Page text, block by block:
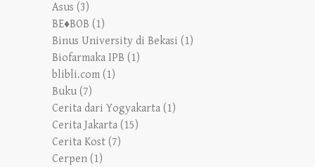
Asus (3)
BE♦BOB (1)
Binus University di Bekasi (1)
Biofarmaka IPB (1)
blibli.com (1)
Buku (7)
Cerita dari Yogyakarta (1)
Cerita Jakarta (15)
Cerita Kost (7)
Cerpen (1)